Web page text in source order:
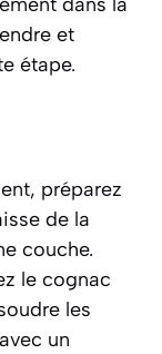
dans la
et
étape.
préparez
de la
couche.
le cognac
les
un